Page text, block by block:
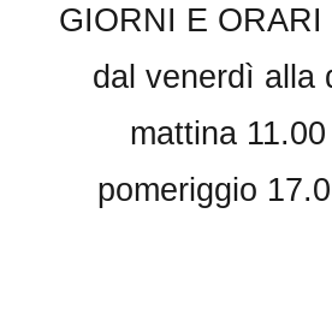
GIORNI E
dal venerdì alla
mattina
pomeriggio